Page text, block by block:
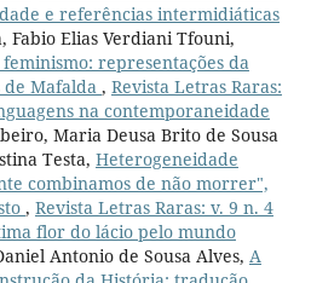
e referências intermidiáticas
Fabio Elias Verdiani Tfouni,
representações da
Mafalda , Revista Letras Raras:
na contemporaneidade
Maria Deusa Brito de Sousa
Testa, Heterogeneidade
combinamos de não morrer",
, Revista Letras Raras: v. 9 n. 4
flor do lácio pelo mundo
Antonio de Sousa Alves, A